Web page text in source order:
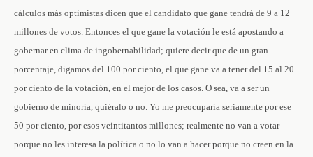
cálculos más optimistas dicen que el candidato que gane tendrá de 9 a 12
millones de votos. Entonces el que gane la votación le está apostando a
gobernar en clima de ingobernabilidad; quiere decir que de un gran
porcentaje, digamos del 100 por ciento, el que gane va a tener del 15 al 20
por ciento de la votación, en el mejor de los casos. O sea, va a ser un
gobierno de minoría, quiéralo o no. Yo me preocuparía seriamente por ese
50 por ciento, por esos veintitantos millones; realmente no van a votar
porque no les interesa la política o no lo van a hacer porque no creen en la